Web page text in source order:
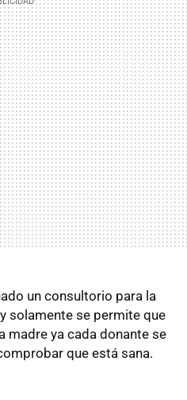
un consultorio para la
solamente se permite que
madre ya cada donante se
que está sana.